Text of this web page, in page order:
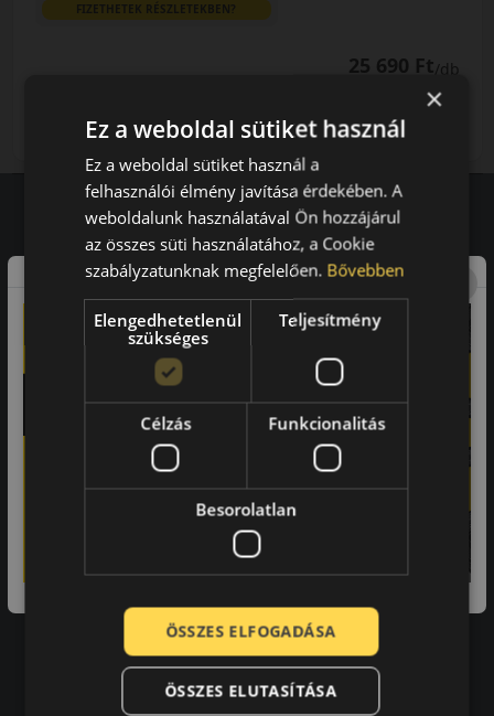
FIZETHETEK RÉSZLETEKBEN?
25 690 Ft/db
Kuponkód másolása
db KOSÁRBA
Vásárlói vélemények
97.76%
a vásárlók közül ajánlaná ismerősének ezt a boltot.
21659
vélemény alapján
-
A bolt vásárlója
Minden tökéletesen működik.
×
Ez a weboldal sütiket használ
Ez a weboldal sütiket használ a
felhasználói élmény javítása érdekében. A
weboldalunk használatával Ön hozzájárul
az összes süti használatához, a Cookie
szabályzatunknak megfelelően. Bővebben
Elengedhetetlenül
szükséges
Teljesítmény
Célzás Funkcionalitás
Besorolatlan
ÖSSZES ELFOGADÁSA
ÖSSZES ELUTASÍTÁSA